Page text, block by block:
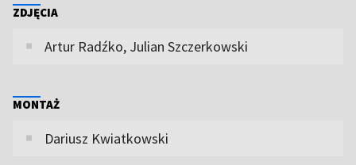
ZDJĘCIA
Artur Radźko, Julian Szczerkowski
MONTAŻ
Dariusz Kwiatkowski